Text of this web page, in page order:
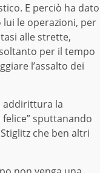
E perciò ha dato
le operazioni, per
alle strette,
per il tempo
l’assalto dei
addirittura la
sputtanando
che ben altri